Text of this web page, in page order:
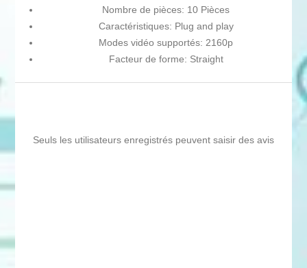
Nombre de pièces: 10 Pièces
Caractéristiques: Plug and play
Modes vidéo supportés: 2160p
Facteur de forme: Straight
Seuls les utilisateurs enregistrés peuvent saisir des avis